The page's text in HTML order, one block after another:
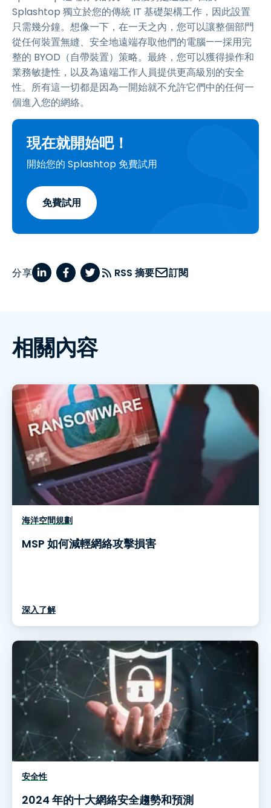
Splashtop 獨立於您的傳統 IT 基礎架構工作，因此設置
只需幾分鐘。想像一下，在一天之內，您可以讓整個部門
從任何裝置無縫、安全地遠端存取他們的電腦——採用完
整的 BYOD（自帶裝置）策略。最終，您可以獲得操作和
業務敏捷性，以及為遠端工作人員提供更高級別的安全
性。所有這一切都是因為一開始就不允許它們中的任何一
個進入您的網絡。
現在就開始吧！
開始您的 Splashtop 免費試用
免費試用
分享 RSS 摘要 訂閱
相關內容
海洋空間規劃
MSP 如何減輕網絡攻擊損害
深入了解
安全性
2024 年的十大網絡安全趨勢和預測